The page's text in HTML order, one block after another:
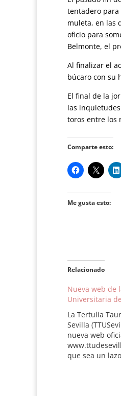
tentadero para
muleta, en las
oficio para
Belmonte, el
Al finalizar el
búcaro con su
El final de la
las
toros entre los
Comparte esto:
Me gusta esto:
Relacionado
Nueva web de
Universitaria
La Tertulia
Sevilla
nueva web
que sea un